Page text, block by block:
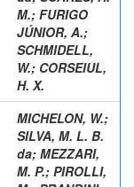
M.; FURIGO
JÚNIOR, A.;
SCHMIDELL,
W.; CORSEIUL,
H. X.
MICHELON, W.;
SILVA, M. L. B.
da; MEZZARI,
M. P.; PIROLLI,